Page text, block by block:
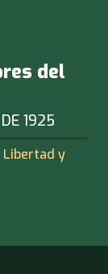
del
1925
Libertad y